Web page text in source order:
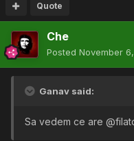
Quote
Che
Posted November
Ganav said:
Sa vedem ce are